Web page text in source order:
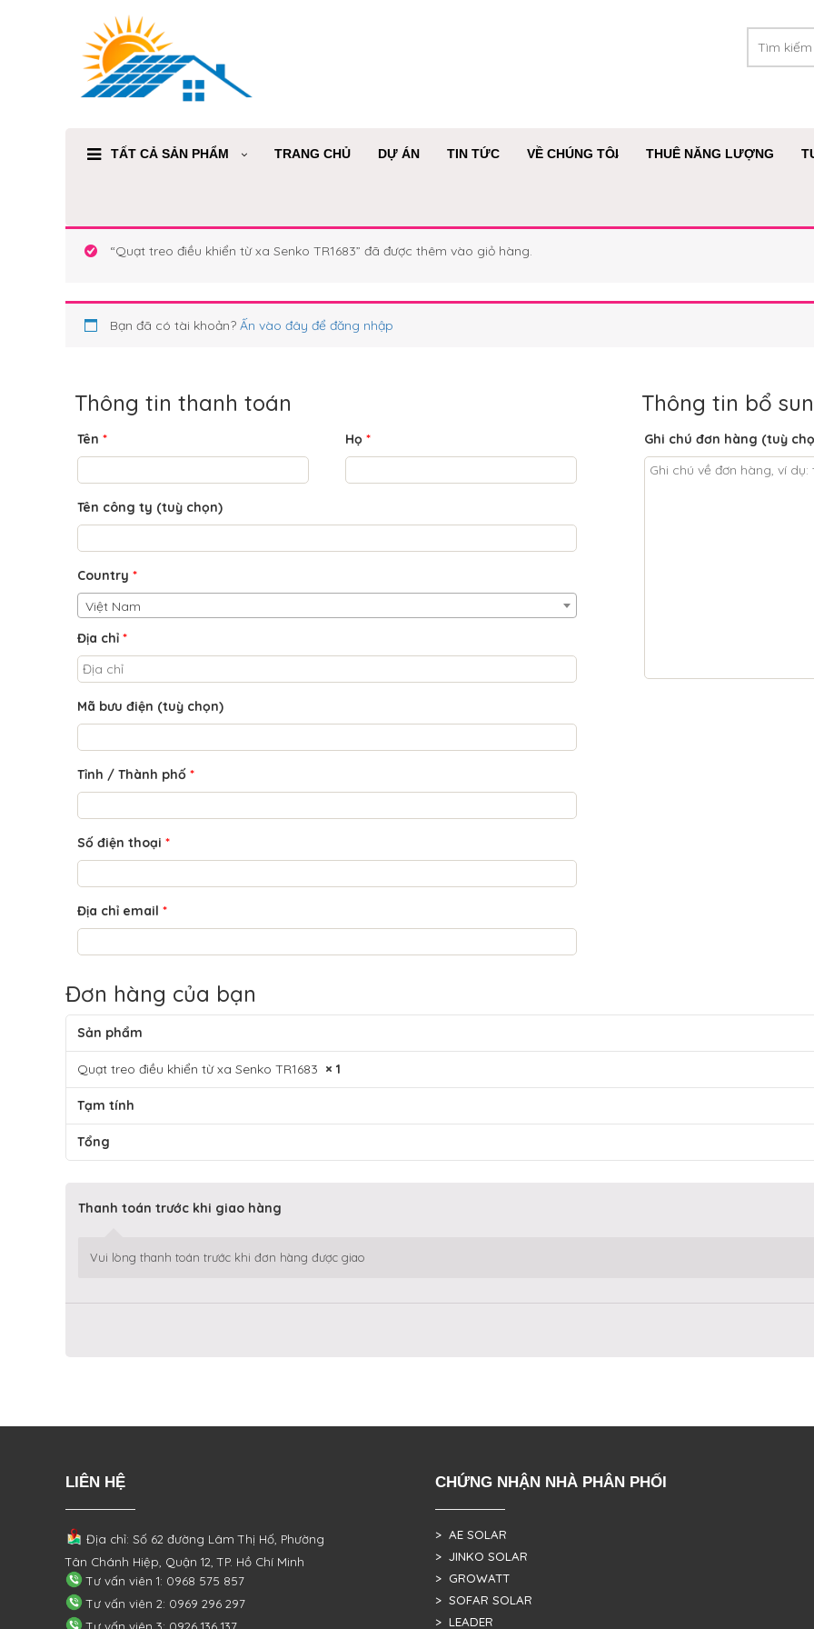
TẤT CẢ SẢN PHẨM TRANG CHỦ DỰ ÁN TIN TỨC VỀ CHÚNG TÔI THUÊ NĂNG LƯỢNG
“Quạt treo điều khiển từ xa Senko TR1683” đã được thêm vào giỏ hàng.
Bạn đã có tài khoản? Ấn vào đây để đăng nhập
Thông tin thanh toán
Tên * Họ *
Tên công ty (tuỳ chọn)
Country *
Việt Nam
Địa chỉ *
Mã bưu điện (tuỳ chọn)
Tỉnh / Thành phố *
Số điện thoại *
Địa chỉ email *
Thông tin bổ
Ghi chú đơn hàng (tuỳ
Đơn hàng của bạn
Sản phẩm
Quạt treo điều khiển từ xa Senko TR1683 × 1
Tạm tính
Tổng
Thanh toán trước khi giao hàng
Vui lòng thanh toán trước khi đơn hàng được giao
LIÊN HỆ
Địa chỉ: Số 62 đường Lâm Thị Hố, Phường
Tân Chánh Hiệp, Quận 12, TP. Hồ Chí Minh
Tư vấn viên 1: 0968 575 857
Tư vấn viên 2: 0969 296 297
Tư vấn viên 3: 0926 136 137
CHỨNG NHẬN NHÀ PHÂN PHỐI
> AE SOLAR
> JINKO SOLAR
> GROWATT
> SOFAR SOLAR
> LEADER